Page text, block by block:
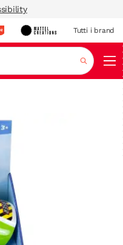
Tutti i brand
Cerca